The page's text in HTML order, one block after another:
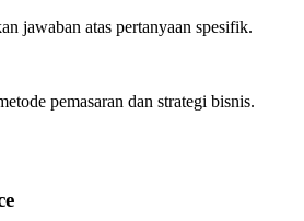
jawaban atas pertanyaan spesifik.
pemasaran dan strategi bisnis.